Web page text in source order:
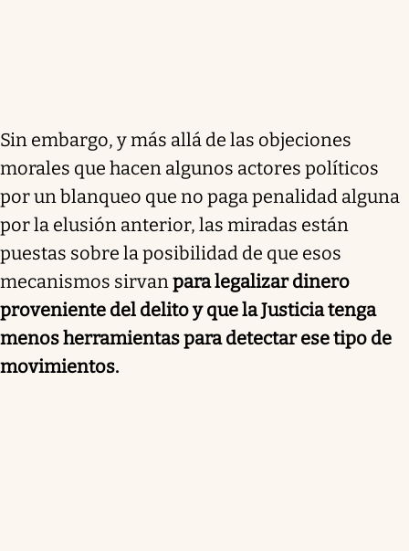
Sin embargo, y más allá de las objeciones
morales que hacen algunos actores políticos
por un blanqueo que no paga penalidad alguna
por la elusión anterior, las miradas están
puestas sobre la posibilidad de que esos
mecanismos sirvanpara legalizar dinero
proveniente del delito y que la Justicia tenga
menos herramientas para detectar ese tipo de
movimientos.